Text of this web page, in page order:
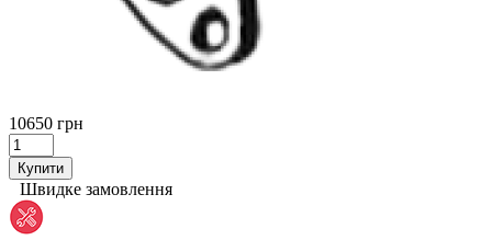
10650 грн
Купити
Швидке замовлення